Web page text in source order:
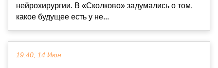
нейрохирургии. В «Сколково» задумались о том,
какое будущее есть у не...
19:40, 14 Июн